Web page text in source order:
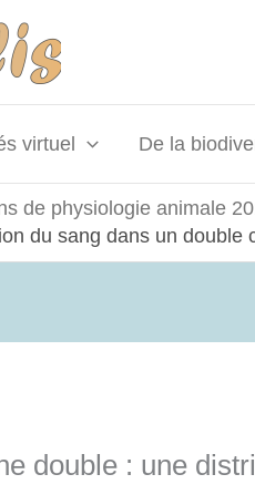
virtuel De la
de physiologie animale
du sang dans un double
double : une